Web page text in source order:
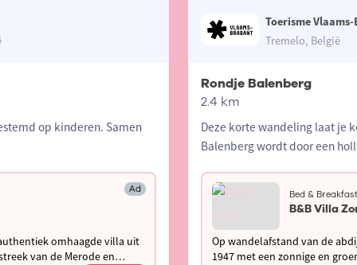
op kinderen. Samen
Ad
omhaagde villa uit
Toerisme
Tremelo, België
Rondje Balenberg
2.4 km
Deze korte wandeling laat je
Balenberg wordt door een
Bed & Breakfast
B&B Villa
Op wandelafstand van de
1947 met een zonnige en groene tuin. Kom genieten in de streek